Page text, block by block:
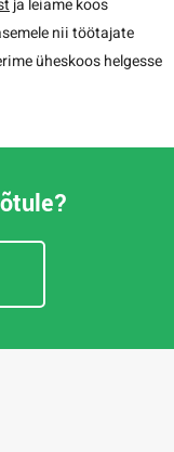
ja leiame koos
nii töötajate
üheskoos helgesse